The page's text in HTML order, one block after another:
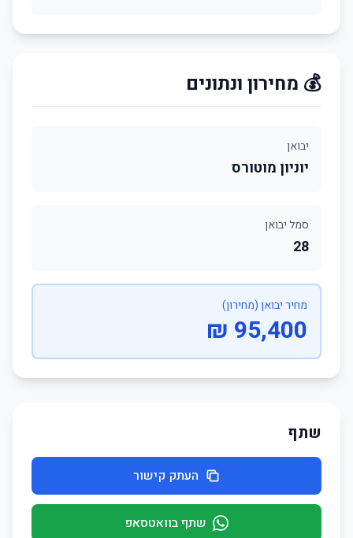
💰 מחירון ונתונים
יבואן
יוניון מוטורס
סמל יבואן
28
מחיר יבואן (מחירון)
95,400 ₪
שתף
העתק קישור
שתף בוואטסאפ